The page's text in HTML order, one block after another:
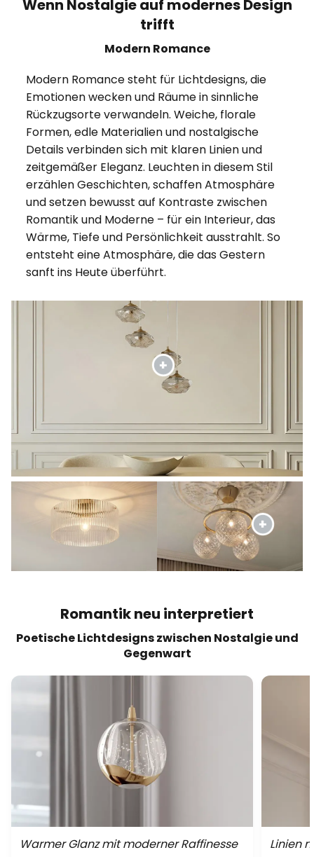
Wenn Nostalgie auf modernes Design
trifft
Modern Romance
Modern Romance steht für Lichtdesigns, die
Emotionen wecken und Räume in sinnliche
Rückzugsorte verwandeln. Weiche, florale
Formen, edle Materialien und nostalgische
Details verbinden sich mit klaren Linien und
zeitgemäßer Eleganz. Leuchten in diesem Stil
erzählen Geschichten, schaffen Atmosphäre
und setzen bewusst auf Kontraste zwischen
Romantik und Moderne – für ein Interieur, das
Wärme, Tiefe und Persönlichkeit ausstrahlt. So
entsteht eine Atmosphäre, die das Gestern
sanft ins Heute überführt.
Romantik neu interpretiert
Poetische Lichtdesigns zwischen Nostalgie und
Gegenwart
Warmer Glanz mit moderner Raffinesse
Linien